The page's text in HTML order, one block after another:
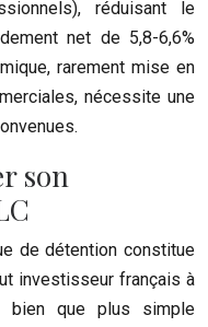
réduisant le
net de 5,8-6,6%
rarement mise en
nécessite une
son
de détention constitue
investisseur français à
bien que plus simple